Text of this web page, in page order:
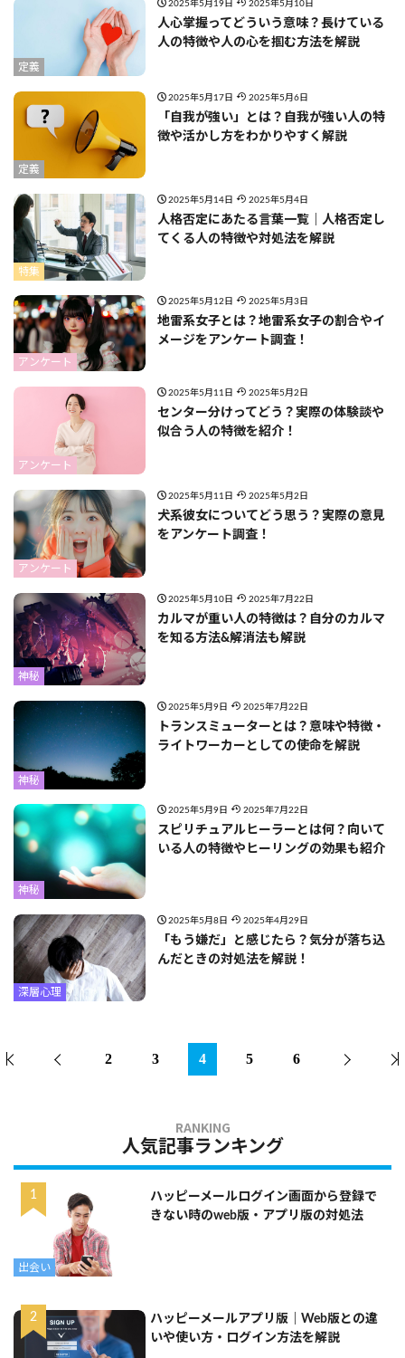
定義
2025年5月19日 2025年5月10日
人心掌握ってどういう意味？長けている
人の特徴や人の心を掴む方法を解説
定義
2025年5月17日 2025年5月6日
「自我が強い」とは？自我が強い人の特
徴や活かし方をわかりやすく解説
特集
2025年5月14日 2025年5月4日
人格否定にあたる言葉一覧｜人格否定し
てくる人の特徴や対処法を解説
アンケート
2025年5月12日 2025年5月3日
地雷系女子とは？地雷系女子の割合やイ
メージをアンケート調査！
アンケート
2025年5月11日 2025年5月2日
センター分けってどう？実際の体験談や
似合う人の特徴を紹介！
アンケート
2025年5月11日 2025年5月2日
犬系彼女についてどう思う？実際の意見
をアンケート調査！
神秘
2025年5月10日 2025年7月22日
カルマが重い人の特徴は？自分のカルマ
を知る方法&解消法も解説
神秘
2025年5月9日 2025年7月22日
トランスミューターとは？意味や特徴・
ライトワーカーとしての使命を解説
神秘
2025年5月9日 2025年7月22日
スピリチュアルヒーラーとは何？向いて
いる人の特徴やヒーリングの効果も紹介
深層心理
2025年5月8日 2025年4月29日
「もう嫌だ」と感じたら？気分が落ち込
んだときの対処法を解説！
2 3 4 5 6
人気記事ランキング
出会い
ハッピーメールログイン画面から登録で
きない時のweb版・アプリ版の対処法
ハッピーメールアプリ版｜Web版との違
いや使い方・ログイン方法を解説